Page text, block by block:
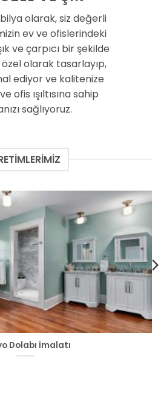
olarak, siz değerli
ev ve ofislerindeki
ve çarpıcı bir şekilde
olarak tasarlayıp,
ediyor ve kalitenize
ofis ışıltısına sahip
sağlıyoruz.
Dolabı İmalatı